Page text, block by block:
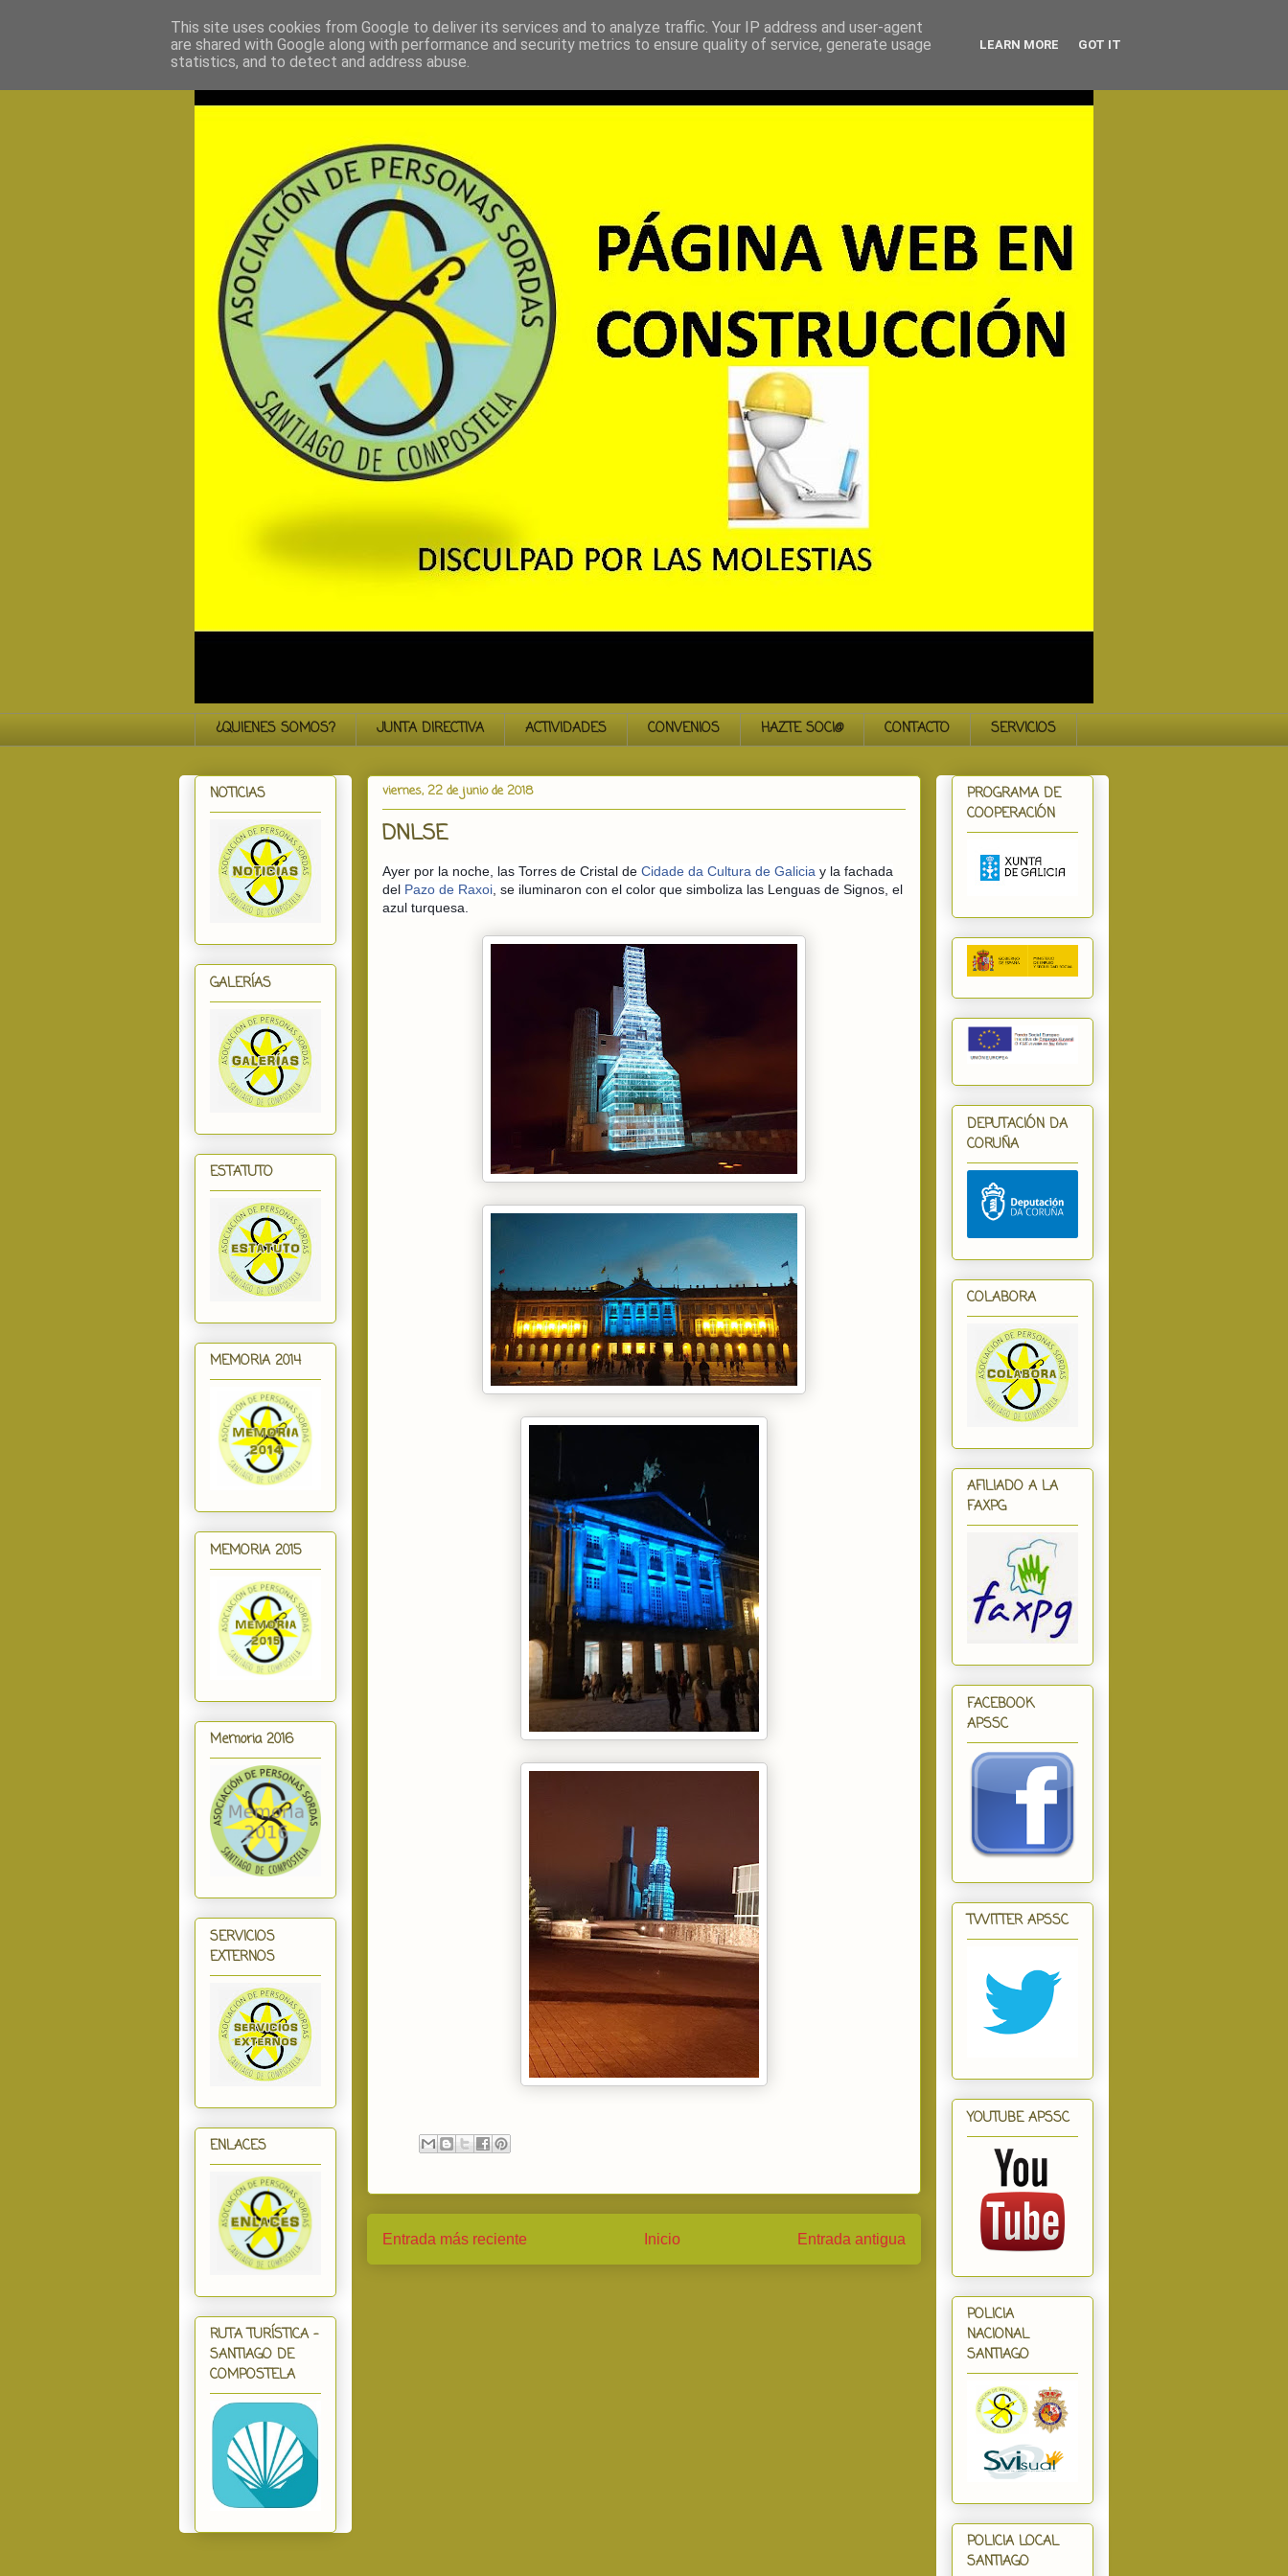
¿QUIENES SOMOS? JUNTA DIRECTIVA ACTIVIDADES CONVENIOS HAZTE SOCI@ CONTACTO SERVICIOS
viernes, 22 de junio de 2018
DNLSE
Ayer por la noche, las Torres de Cristal de Cidade da Cultura de Galicia y la fachada
del Pazo de Raxoi , se iluminaron con el color que simboliza las Lenguas de Signos, el
azul turquesa.
Entrada más reciente Entrada antigua
Inicio
NOTICIAS
GALERÍAS
ESTATUTO
MEMORIA 2014
MEMORIA 2015
Memoria 2016
SERVICIOS
EXTERNOS
ENLACES
RUTA TURÍSTICA -
SANTIAGO DE
COMPOSTELA
PROGRAMA DE
COOPERACIÓN
DEPUTACIÓN DA
CORUÑA
COLABORA
AFILIADO A LA
FAXPG
FACEBOOK
APSSC
TWITTER APSSC
YOUTUBE APSSC
POLICIA
NACIONAL
SANTIAGO
POLICIA LOCAL
SANTIAGO
This site uses cookies from Google to deliver its services and to analyze traffic. Your IP address and user-agent
are shared with Google along with performance and security metrics to ensure quality of service, generate usage
statistics, and to detect and address abuse.
LEARN MORE GOT IT